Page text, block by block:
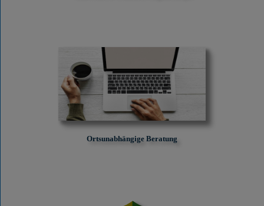
Ortsunabhängige Beratung